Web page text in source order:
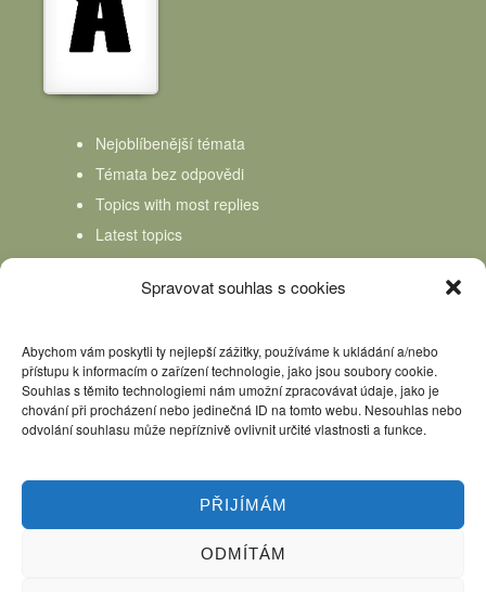
Spravovat souhlas s cookies
Abychom vám poskytli ty nejlepší zážitky, používáme k ukládání a/nebo
přístupu k informacím o zařízení technologie, jako jsou soubory cookie.
Souhlas s těmito technologiemi nám umožní zpracovávat údaje, jako je
chování při procházení nebo jedinečná ID na tomto webu. Nesouhlas nebo
odvolání souhlasu může nepříznivě ovlivnit určité vlastnosti a funkce.
PŘIJÍMÁM
ODMÍTÁM
Nejoblíbenější témata
Témata bez odpovědi
Topics with most replies
Latest topics
Topics Freshness